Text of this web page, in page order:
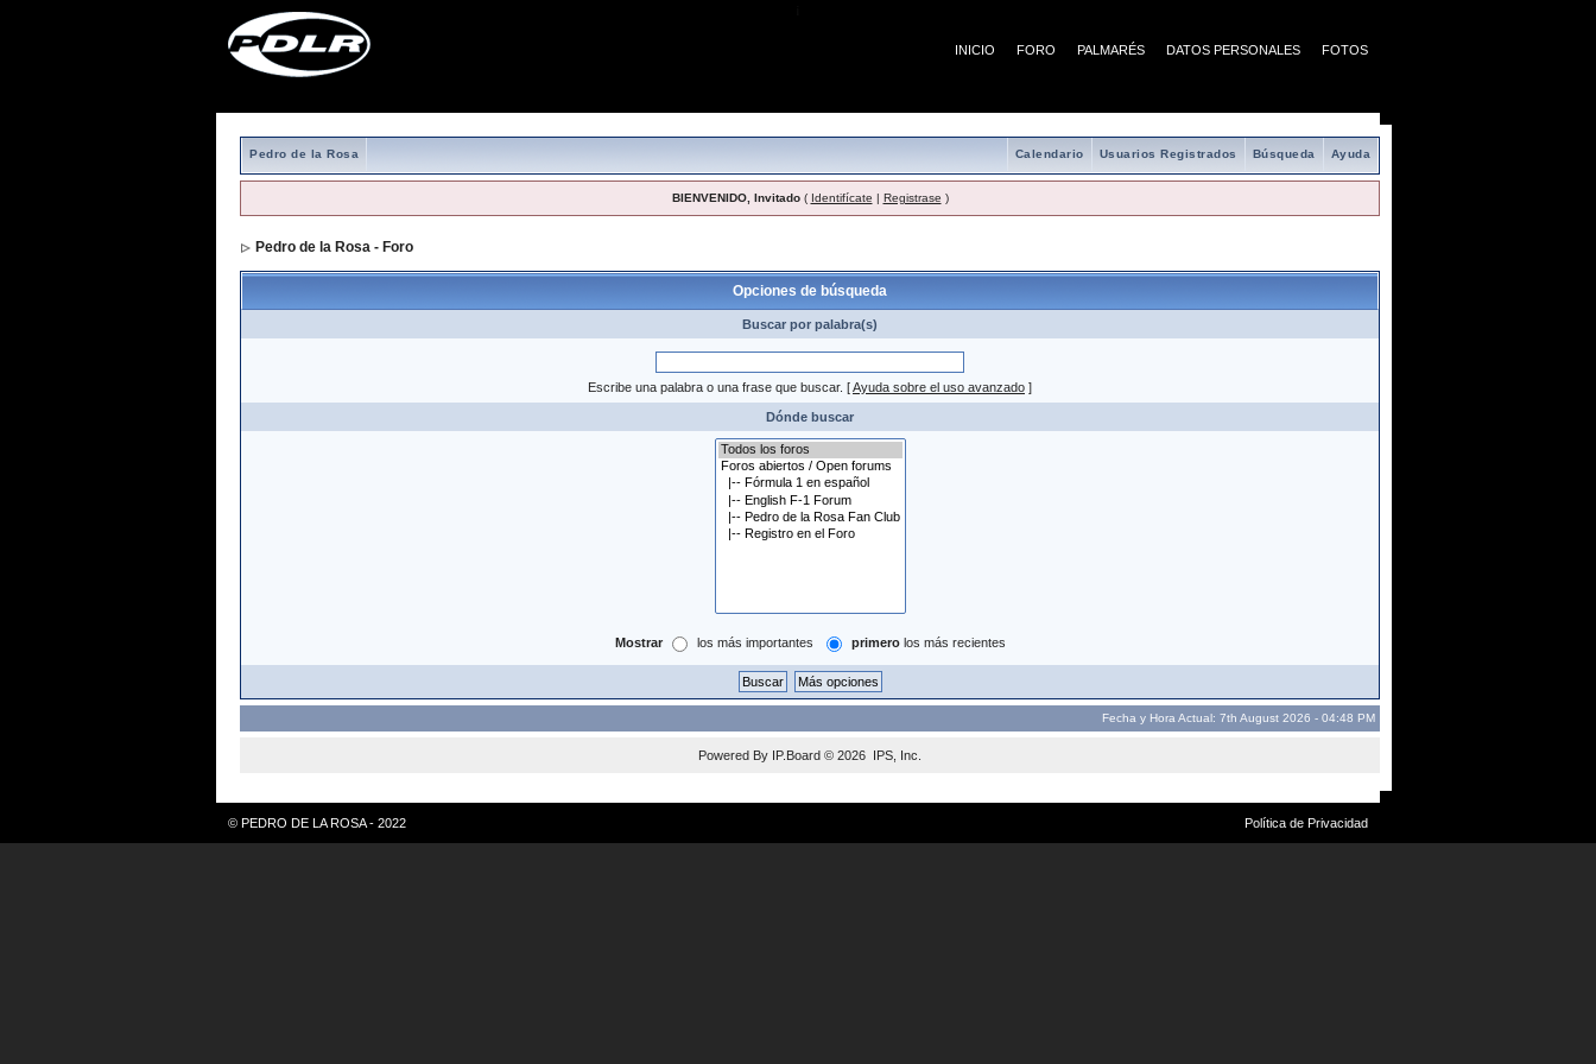
INICIO FORO PALMARÉS DATOS PERSONALES FOTOS
Pedro de la Rosa Ayuda
Búsqueda
Usuarios Registrados
Calendario
BIENVENIDO, Invitado( Identifícate | Registrase )
Pedro de la Rosa - Foro
Opciones de búsqueda
Buscar por palabra(s)
Escribe una palabra o una frase que buscar. [Ayuda sobre el uso avanzado ]
Dónde buscar
Mostrar los más importantes primerolos más recientes
Fecha y Hora Actual: 7th August 2026 - 04:48 PM
Powered By IP.Board © 2026 IPS, Inc
© PEDRO DE LA ROSA - 2022 Política de Privacidad